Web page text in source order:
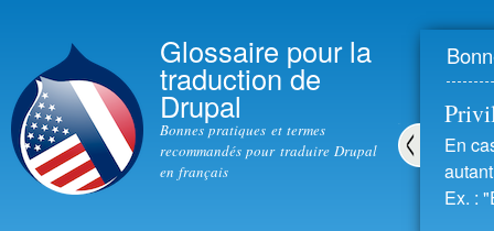
Glossaire pour la
traduction de
Drupal
Bonnes pratiques et termes
recommandés pour traduire Drupal
en français
En
Ex. :